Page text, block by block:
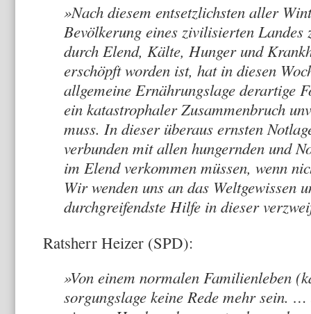
»Nach diesem entsetzlichsten aller
Bevölkerung eines zivilisierten Lan­des
durch Elend, Kälte, Hunger und
erschöpft worden ist, hat in diesen
allgemeine Ernährungslage derartige
ein katastrophaler Zusammen­bruch
muss. In die­ser überaus ernsten
verbunden mit allen hungernden und
im Elend ver­kommen müssen, wenn
Wir wenden uns an das Weltgewissen
durchgreifendste Hilfe in dieser
Ratsherr Heizer (SPD):
»Von einem nor­malen Familienleben
sorgungslage keine Rede mehr sein.